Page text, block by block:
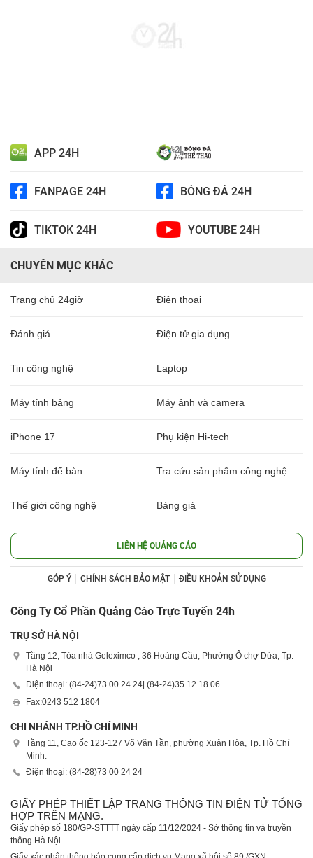
APP 24H
FANPAGE 24H BÓNG ĐÁ 24H
TIKTOK 24H YOUTUBE 24H
CHUYÊN MỤC KHÁC
Trang chủ 24giờ Điện thoại
Đánh giá Điện tử gia dụng
Tin công nghệ Laptop
Máy tính bảng Máy ảnh và camera
iPhone 17 Phụ kiện Hi-tech
Máy tính để bàn Tra cứu sản phẩm công nghệ
Thế giới công nghệ Bảng giá
LIÊN HỆ QUẢNG CÁO
GÓP Ý CHÍNH SÁCH BẢO MẬT ĐIỀU KHOẢN SỬ DỤNG
Công Ty Cổ Phần Quảng Cáo Trực Tuyến 24h
TRỤ SỞ HÀ NỘI
Tầng 12, Tòa nhà Geleximco , 36 Hoàng Cầu, Phường Ô chợ Dừa, Tp.
Hà Nội
Điện thoại: (84-24)73 00 24 24 | (84-24)35 12 18 06
Fax:0243 512 1804
CHI NHÁNH TP.HỒ CHÍ MINH
Tầng 11, Cao ốc 123-127 Võ Văn Tần, phường Xuân Hòa, Tp. Hồ Chí
Minh.
Điện thoại: (84-28)73 00 24 24
GIẤY PHÉP THIẾT LẬP TRANG THÔNG TIN ĐIỆN TỬ TỔNG
HỢP TRÊN MẠNG.
Giấy phép số 180/GP-STTTT ngày cấp 11/12/2024 - Sở thông tin và truyền
thông Hà Nội.